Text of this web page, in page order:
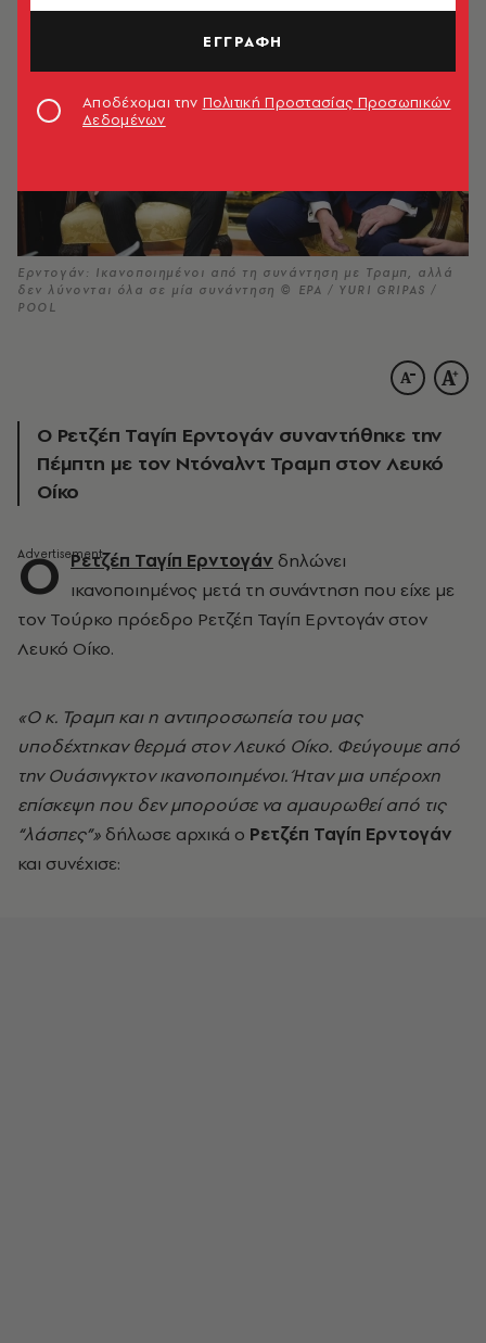
Ερντογάν: Ικανοποιημένοι από τη συνάντηση με Τραμπ, αλλά
δεν λύνονται όλα σε μία συνάντηση © EPA / YURI GRIPAS /
POOL
Ο Ρετζέπ Ταγίπ Ερντογάν συναντήθηκε την
Πέμπτη με τον Ντόναλντ Τραμπ στον Λευκό
Οίκο
Ο Ρετζέπ Ταγίπ Ερντογάν δηλώνει
ικανοποιημένος μετά τη συνάντηση που είχε με
τον Τούρκο πρόεδρο Ρετζέπ Ταγίπ Ερντογάν στον
Λευκό Οίκο.
«Ο κ. Τραμπ και η αντιπροσωπεία του μας
υποδέχτηκαν θερμά στον Λευκό Οίκο. Φεύγουμε από
την Ουάσινγκτον ικανοποιημένοι. Ήταν μια υπέροχη
επίσκεψη που δεν μπορούσε να αμαυρωθεί από τις
“λάσπες”» δήλωσε αρχικά ο Ρετζέπ Ταγίπ Ερντογάν
και συνέχισε:
ΕΓΓΡΑΦΗ
Αποδέχομαι την Πολιτική Προστασίας Προσωπικών
Δεδομένων